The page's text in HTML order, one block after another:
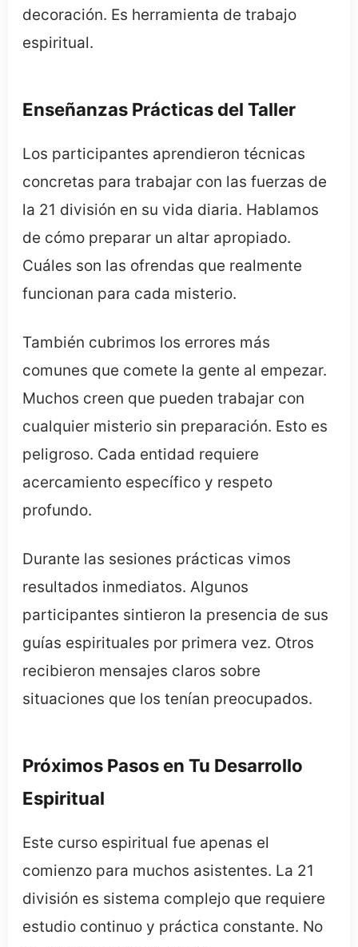
decoración. Es herramienta de trabajo
espiritual.
Enseñanzas Prácticas del Taller
Los participantes aprendieron técnicas
concretas para trabajar con las fuerzas de
la 21 división en su vida diaria. Hablamos
de cómo preparar un altar apropiado.
Cuáles son las ofrendas que realmente
funcionan para cada misterio.
También cubrimos los errores más
comunes que comete la gente al empezar.
Muchos creen que pueden trabajar con
cualquier misterio sin preparación. Esto es
peligroso. Cada entidad requiere
acercamiento específico y respeto
profundo.
Durante las sesiones prácticas vimos
resultados inmediatos. Algunos
participantes sintieron la presencia de sus
guías espirituales por primera vez. Otros
recibieron mensajes claros sobre
situaciones que los tenían preocupados.
Próximos Pasos en Tu Desarrollo
Espiritual
Este curso espiritual fue apenas el
comienzo para muchos asistentes. La 21
división es sistema complejo que requiere
estudio continuo y práctica constante. No